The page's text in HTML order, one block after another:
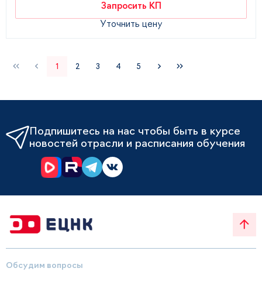
Запросить КП
Уточнить цену
1 2 3 4 5
Подпишитесь на нас чтобы быть в курсе
новостей отрасли и расписания обучения
Обсудим вопросы